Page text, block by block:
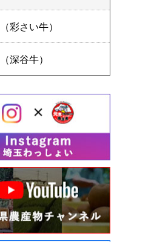
彩さい牛）
深谷牛）